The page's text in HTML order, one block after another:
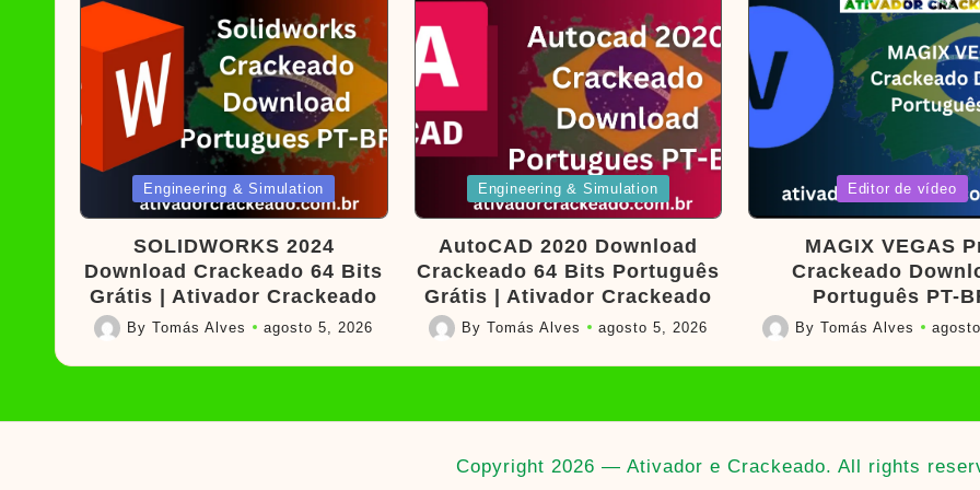
Posted
in
Engineering & Simulation
SOLIDWORKS 2024
Download Crackeado 64 Bits
Grátis | Ativador Crackeado
Posted
by
ByTomás Alves agosto 5, 2026
Posted
in
Engineering & Simulation
AutoCAD 2020 Download
Crackeado 64 Bits Português
Grátis | Ativador Crackeado
Posted
by
By Tomás Alves agosto 5, 2026
Posted
in
Editor de vídeo
MAGIX VEGAS
Crackeado
Português PT-
Posted
by
ByTomás Alves
Copyright 2026 — Ativador e Crackeado. All rights